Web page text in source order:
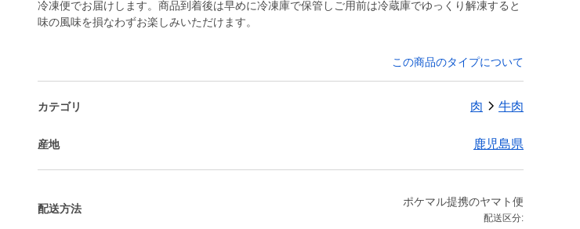
冷凍便でお届けします。商品到着後は早めに冷凍庫で保管しご用前は冷蔵庫でゆっくり解凍すると
味の風味を損なわずお楽しみいただけます。
この商品のタイプについて
カテゴリ 肉 牛肉
産地 鹿児島県
配送方法
ポケマル提携のヤマト便
配送区分: